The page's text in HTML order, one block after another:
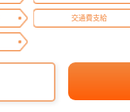
交通費支給